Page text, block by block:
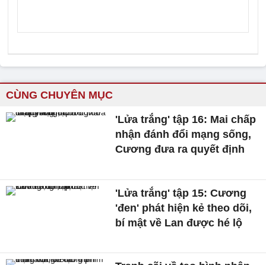
CÙNG CHUYÊN MỤC
'Lửa trắng' tập 16: Mai chấp
nhận đánh đổi mạng sống,
Cương đưa ra quyết định
'Lửa trắng' tập 15: Cương
'đen' phát hiện kẻ theo dõi,
bí mật về Lan được hé lộ